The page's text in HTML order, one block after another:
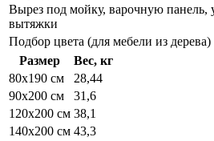
Вырез под мойку, варочную панель,
вытяжки
Подбор цвета (для мебели из дерева)
Размер
Вес, кг
80x190 см
28,44
90x200 см
31,6
120x200 см 38,1
140x200 см 43,3